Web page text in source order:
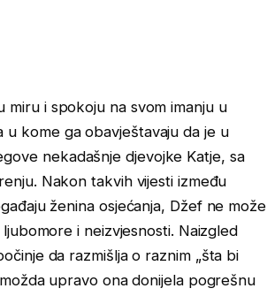
i spokoju na svom imanju u
kome ga obavještavaju da je u
nekadašnje djevojke Katje, sa
Nakon takvih vijesti između
ženina osjećanja, Džef ne može
i neizvjesnosti. Naizgled
da razmišlja o raznim „šta bi
upravo ona donijela pogrešnu